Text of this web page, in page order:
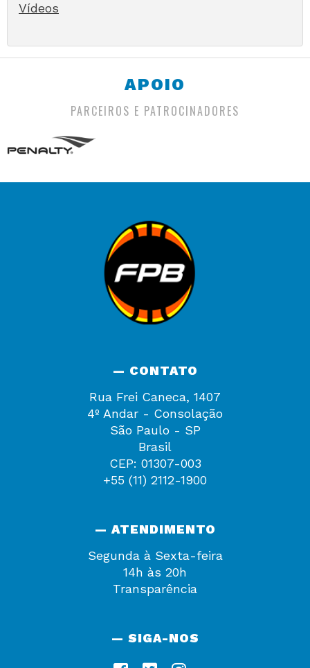
Vídeos
APOIO
PARCEIROS E PATROCINADORES
— CONTATO
Rua Frei Caneca, 1407
4º Andar - Consolação
São Paulo - SP
Brasil
CEP: 01307-003
+55 (11) 2112-1900
— ATENDIMENTO
Segunda à Sexta-feira
14h às 20h
Transparência
— SIGA-NOS